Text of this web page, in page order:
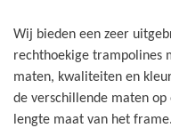
Wij bieden een zeer
rechthoekige trampolines
maten, kwaliteiten en
de verschillende maten
lengte maat van het